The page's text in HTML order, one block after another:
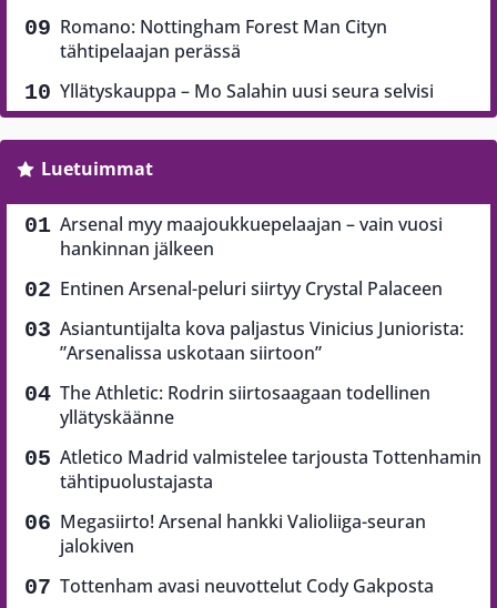
Romano: Nottingham Forest Man Cityn
tähtipelaajan perässä
Yllätyskauppa – Mo Salahin uusi seura selvisi
Luetuimmat
Arsenal myy maajoukkuepelaajan – vain vuosi
hankinnan jälkeen
Entinen Arsenal-peluri siirtyy Crystal Palaceen
Asiantuntijalta kova paljastus Vinicius Juniorista:
”Arsenalissa uskotaan siirtoon”
The Athletic: Rodrin siirtosaagaan todellinen
yllätyskäänne
Atletico Madrid valmistelee tarjousta Tottenhamin
tähtipuolustajasta
Megasiirto! Arsenal hankki Valioliiga-seuran
jalokiven
Tottenham avasi neuvottelut Cody Gakposta